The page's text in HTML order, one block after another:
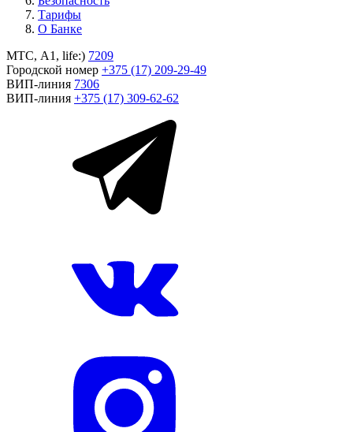
Тарифы
О Банке
МТС, A1, life:) 7209
Городской номер +375 (17) 209-29-49
ВИП-линия 7306
ВИП-линия +375 (17) 309-62-62